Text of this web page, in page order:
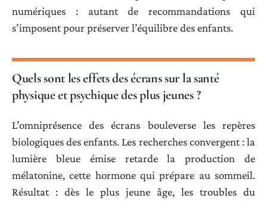
numériques : autant de recommandations qui
s’imposent pour préserver l’équilibre des enfants.
Quels sont les effets des écrans sur la santé
physique et psychique des plus jeunes ?
L’omniprésence des écrans bouleverse les repères
biologiques des enfants. Les recherches convergent : la
lumière bleue émise retarde la production de
mélatonine, cette hormone qui prépare au sommeil.
Résultat : dès le plus jeune âge, les troubles du